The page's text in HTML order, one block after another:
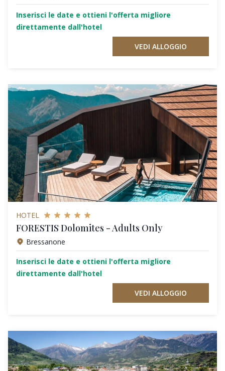
Inserisci le date e ottieni l'offerta migliore
direttamente dall'hotel
VEDI ALLOGGIO
HOTEL
FORESTIS Dolomites - Adults Only
Bressanone
Inserisci le date e ottieni l'offerta migliore
direttamente dall'hotel
VEDI ALLOGGIO